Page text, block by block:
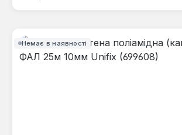
Немає в наявності